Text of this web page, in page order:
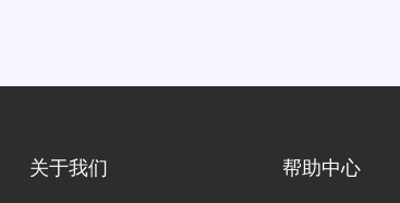
关于我们 帮助中心